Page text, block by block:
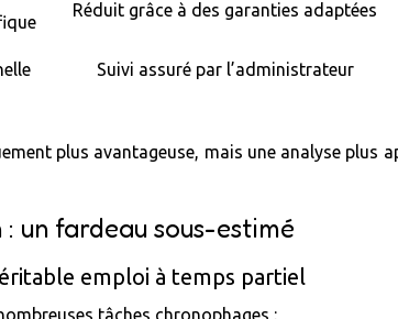
Réduit grâce à des garanties adaptées
Suivi assuré par l’administrateur
plus avantageuse, mais une analyse
: un fardeau sous-estimé
emploi à temps partiel
tâches chronophages :